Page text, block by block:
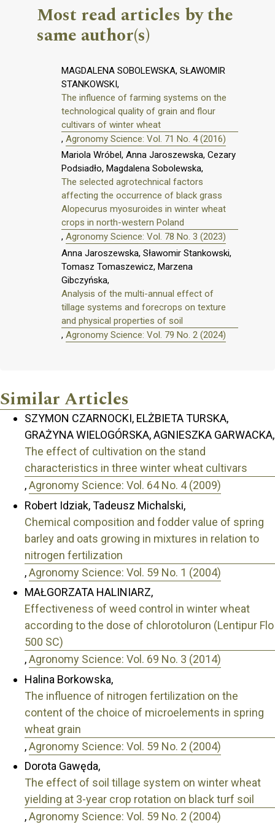
Most read articles by the
same author(s)
MAGDALENA SOBOLEWSKA, SŁAWOMIR
STANKOWSKI,
The influence of farming systems on the
technological quality of grain and flour
cultivars of winter wheat
, Agronomy Science: Vol. 71 No. 4 (2016)
Mariola Wróbel, Anna Jaroszewska, Cezary
Podsiadło, Magdalena Sobolewska,
The selected agrotechnical factors
affecting the occurrence of black grass
Alopecurus myosuroides in winter wheat
crops in north-western Poland
, Agronomy Science: Vol. 78 No. 3 (2023)
Anna Jaroszewska, Sławomir Stankowski,
Tomasz Tomaszewicz, Marzena
Gibczyńska,
Analysis of the multi-annual effect of
tillage systems and forecrops on texture
and physical properties of soil
, Agronomy Science: Vol. 79 No. 2 (2024)
Similar Articles
SZYMON CZARNOCKI, ELŻBIETA TURSKA,
GRAŻYNA WIELOGÓRSKA, AGNIESZKA GARWACKA,
The effect of cultivation on the stand
characteristics in three winter wheat cultivars
,Agronomy Science: Vol. 64 No. 4 (2009)
Robert Idziak, Tadeusz Michalski,
Chemical composition and fodder value of spring
barley and oats growing in mixtures in relation to
nitrogen fertilization
,Agronomy Science: Vol. 59 No. 1 (2004)
MAŁGORZATA HALINIARZ,
Effectiveness of weed control in winter wheat
according to the dose of chlorotoluron (Lentipur Flo
500 SC)
,Agronomy Science: Vol. 69 No. 3 (2014)
Halina Borkowska,
The influence of nitrogen fertilization on the
content of the choice of microelements in spring
wheat grain
,Agronomy Science: Vol. 59 No. 2 (2004)
Dorota Gawęda,
The effect of soil tillage system on winter wheat
yielding at 3-year crop rotation on black turf soil
,Agronomy Science: Vol. 59 No. 2 (2004)